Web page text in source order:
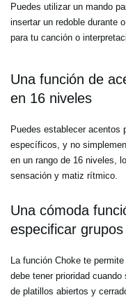
Puedes utilizar un mando
insertar un redoble durante
para tu canción o
Una función de
en 16 niveles
Puedes establecer acentos
específicos, y no
en un rango de 16 niveles,
sensación y matiz rítmico.
Una cómoda
especificar
La función Choke te
debe tener prioridad
de platillos abiertos y